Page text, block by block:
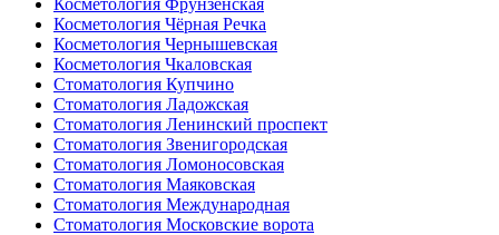
Косметология Чёрная Речка
Косметология Чернышевская
Косметология Чкаловская
Стоматология Купчино
Стоматология Ладожская
Стоматология Ленинский проспект
Стоматология Звенигородская
Стоматология Ломоносовская
Стоматология Маяковская
Стоматология Международная
Стоматология Московские ворота